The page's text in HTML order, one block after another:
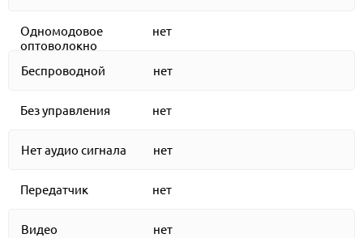
Одномодовое
оптоволокно
нет
Беспроводной нет
Без управления нет
Нет аудио сигнала нет
Передатчик нет
Видео нет